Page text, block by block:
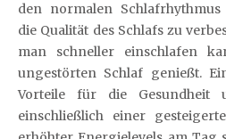
den normalen
die Qualität des Schlafs zu
man schneller einschlafen
ungestörten Schlaf genießt.
Vorteile für die Gesundheit
einschließlich einer